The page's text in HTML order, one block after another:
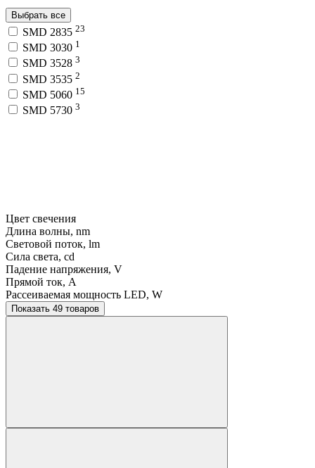
Выбрать все
SMD 2835 23
SMD 3030 1
SMD 3528 3
SMD 3535 2
SMD 5060 15
SMD 5730 3
Цвет свечения
Длина волны, nm
Световой поток, lm
Сила света, cd
Падение напряжения, V
Прямой ток, A
Рассеиваемая мощность LED, W
Показать 49 товаров